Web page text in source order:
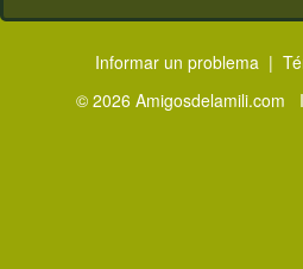
Informar un problema |
© 2026 Amigosdelamili.com